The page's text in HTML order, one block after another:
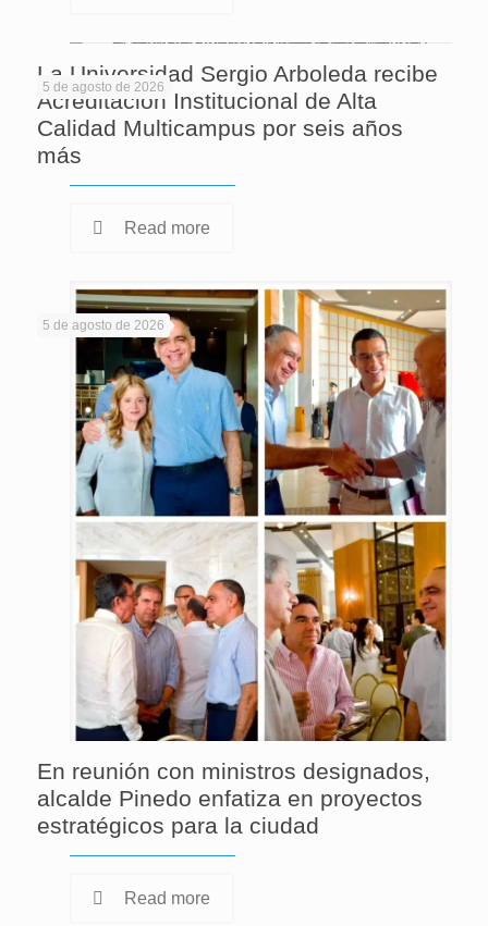
5 de agosto de 2026
La Universidad Sergio Arboleda recibe
Acreditación Institucional de Alta
Calidad Multicampus por seis años
más
Read more
5 de agosto de 2026
En reunión con ministros designados,
alcalde Pinedo enfatiza en proyectos
estratégicos para la ciudad
Read more